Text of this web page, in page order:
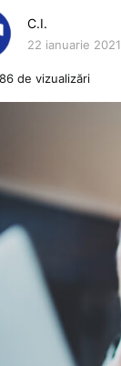
C.I.
22 ianuarie 2021
de vizualizări